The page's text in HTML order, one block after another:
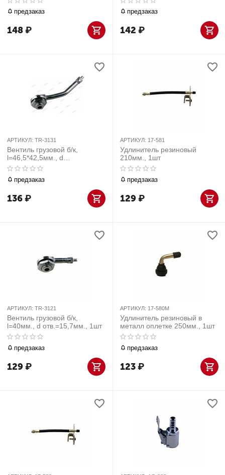
предзаказ
148₽
предзаказ
142 ₽
АРТИКУЛ: TR-3131
Вентиль грузовой б/к,
l=46,5*42,5мм., d
отв.=15,7мм., 1шт
предзаказ
136₽
АРТИКУЛ: 17-581
Удлинитель резиновый
210мм., 1шт
предзаказ
129₽
АРТИКУЛ: TR-3121
Вентиль грузовой б/к,
l=40мм., d отв.=15,7мм., 1шт
предзаказ
129₽
АРТИКУЛ: 17-580M
Удлинитель резиновый в
металл оплетке 250мм., 1шт
предзаказ
123₽